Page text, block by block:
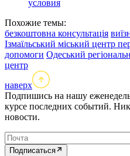
условия
Похожие темы:
безкоштовна консультація
Ізмаїльський міський центр
допомоги Одеський
центр
наверх
Подпишись на нашу
курсе последних событий.
новости.
Подписаться